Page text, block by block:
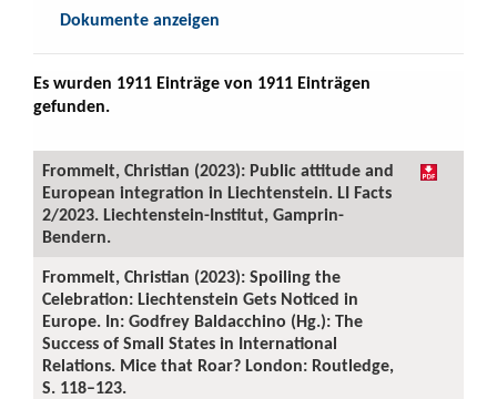
Dokumente anzeigen
Es wurden 1911 Einträge von 1911 Einträgen
gefunden.
Frommelt, Christian (2023): Public attitude and
European integration in Liechtenstein. LI Facts
2/2023. Liechtenstein-Institut, Gamprin-
Bendern.
Frommelt, Christian (2023): Spoiling the
Celebration: Liechtenstein Gets Noticed in
Europe. In: Godfrey Baldacchino (Hg.): The
Success of Small States in International
Relations. Mice that Roar? London: Routledge,
S. 118–123.